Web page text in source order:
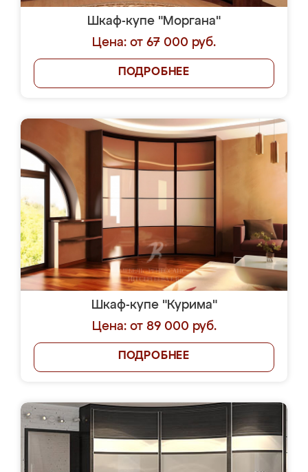
Шкаф-купе "Моргана"
Цена: от 67 000 руб.
ПОДРОБНЕЕ
Шкаф-купе "Курима"
Цена: от 89 000 руб.
ПОДРОБНЕЕ